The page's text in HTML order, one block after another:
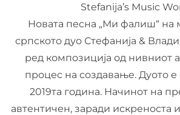
Stefanija’s Music
Новата песна „Ми фалиш“ на
српското дуо Стефанија &
ред композиција од нивниот
процес на создавање. Дуото е
2019та година. Начинот на
автентичен, заради искреноста